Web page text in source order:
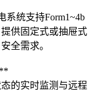
系统支持Form1~4b
供固定式或抽屉式
全需求。
的实时监测与远程